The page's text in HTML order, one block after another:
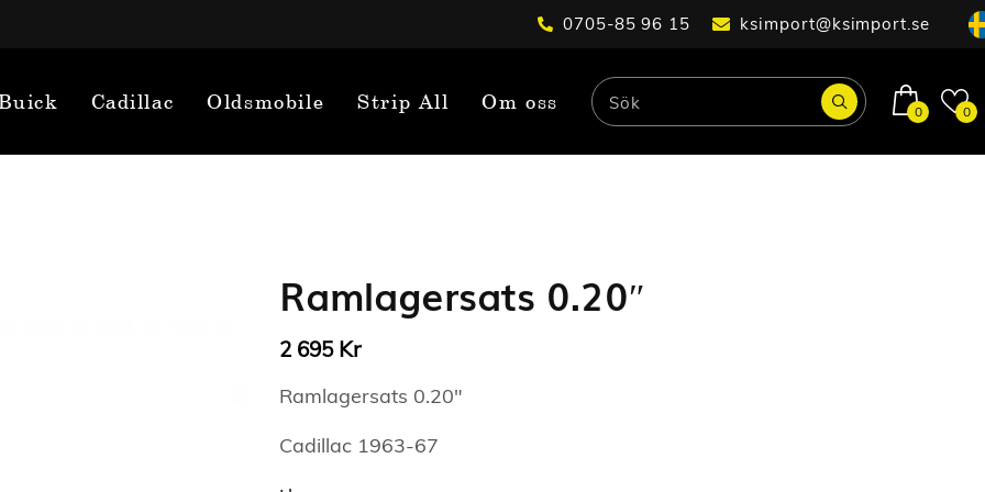
0705-85 96 15 ksimport@ksimport.se
Cadillac Oldsmobile Strip All Om oss 0 0
Ramlagersats 0.20″
2 695 Kr
Ramlagersats 0.20″
Cadillac 1963-67